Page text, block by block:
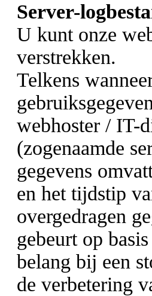
Server-
U kunt onze
verstrekken.
Telkens
webhoster / IT-
(zogenaamde
gegevens
en het tijdstip
overgedragen
gebeurt op
belang bij een
de verbetering